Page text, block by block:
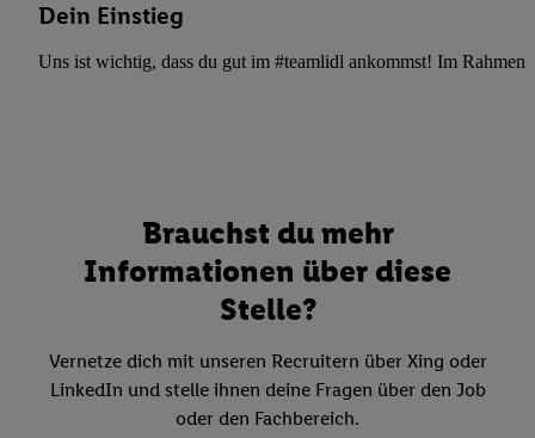
Dein Einstieg
Uns ist wichtig, dass du gut im #teamlidl ankommst! Im Rahmen
Brauchst du mehr
Informationen über diese
Stelle?
Vernetze dich mit unseren Recruitern über Xing oder
LinkedIn und stelle ihnen deine Fragen über den Job
oder den Fachbereich.